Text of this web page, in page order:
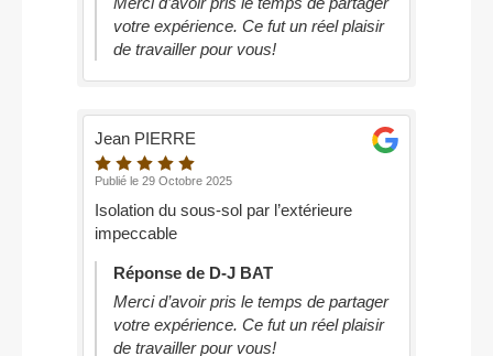
votre expérience. Ce fut un réel plaisir
de travailler pour vous!
Jean PIERRE
Publié le 29 Octobre 2025
Isolation du sous-sol par l’extérieure
impeccable
Réponse de D-J BAT
Merci d’avoir pris le temps de partager
votre expérience. Ce fut un réel plaisir
de travailler pour vous!